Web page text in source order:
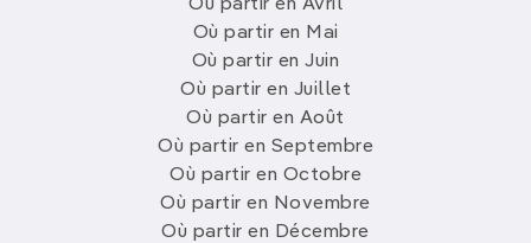
Où partir en Avril
Où partir en Mai
Où partir en Juin
Où partir en Juillet
Où partir en Août
Où partir en Septembre
Où partir en Octobre
Où partir en Novembre
Où partir en Décembre